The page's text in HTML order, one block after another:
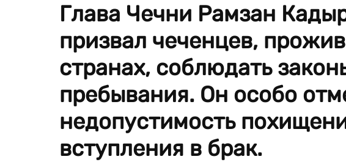
Глава Чечни Рамзан
призвал чеченцев,
странах, соблюдать
пребывания. Он особо
недопустимость
вступления в брак.